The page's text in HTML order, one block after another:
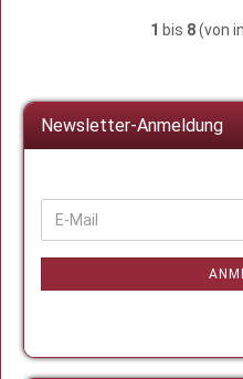
1 bis 8(von
Newsletter-Anmeldung
ZUR
E-
Mail